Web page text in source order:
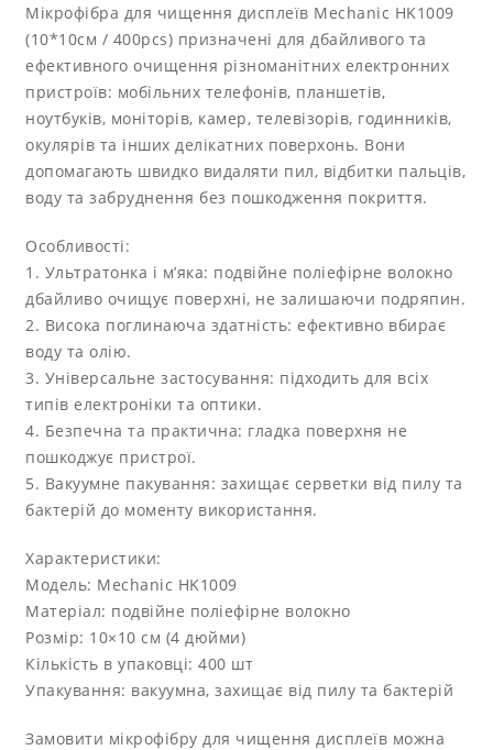
Мікрофібра для чищення дисплеїв Mechanic HK1009
(10*10см / 400pcs) призначені для дбайливого та
ефективного очищення різноманітних електронних
пристроїв: мобільних телефонів, планшетів,
ноутбуків, моніторів, камер, телевізорів, годинників,
окулярів та інших делікатних поверхонь. Вони
допомагають швидко видаляти пил, відбитки пальців,
воду та забруднення без пошкодження покриття.
Особливості:
1. Ультратонка і м’яка: подвійне поліефірне волокно
дбайливо очищує поверхні, не залишаючи подряпин.
2. Висока поглинаюча здатність: ефективно вбирає
воду та олію.
3. Універсальне застосування: підходить для всіх
типів електроніки та оптики.
4. Безпечна та практична: гладка поверхня не
пошкоджує пристрої.
5. Вакуумне пакування: захищає серветки від пилу та
бактерій до моменту використання.
Характеристики:
Модель: Mechanic HK1009
Матеріал: подвійне поліефірне волокно
Розмір: 10×10 см (4 дюйми)
Кількість в упаковці: 400 шт
Упакування: вакуумна, захищає від пилу та бактерій
Замовити мікрофібру для чищення дисплеїв можна